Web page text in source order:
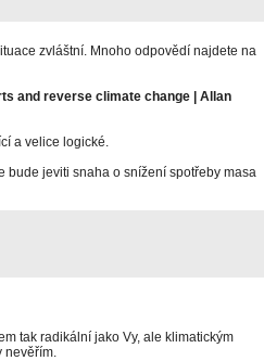
zvláštní. Mnoho odpovědí najdete na
and reverse climate change | Allan
a velice logické.
bude jeviti snaha o snížení spotřeby masa
tak radikální jako Vy, ale klimatickým
nevěřím.